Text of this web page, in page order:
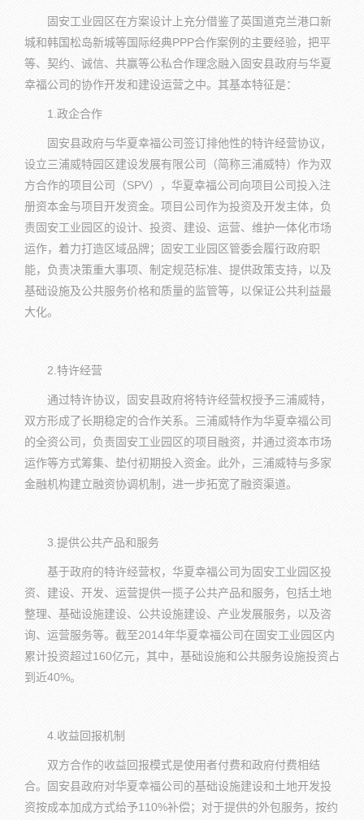
固安工业园区在方案设计上充分借鉴了英国道克兰港口新
城和韩国松岛新城等国际经典PPP合作案例的主要经验，把平
等、契约、诚信、共赢等公私合作理念融入固安县政府与华夏
幸福公司的协作开发和建设运营之中。其基本特征是：
1.政企合作
固安县政府与华夏幸福公司签订排他性的特许经营协议，
设立三浦威特园区建设发展有限公司（简称三浦威特）作为双
方合作的项目公司（SPV），华夏幸福公司向项目公司投入注
册资本金与项目开发资金。项目公司作为投资及开发主体，负
责固安工业园区的设计、投资、建设、运营、维护一体化市场
运作，着力打造区域品牌；固安工业园区管委会履行政府职
能，负责决策重大事项、制定规范标准、提供政策支持，以及
基础设施及公共服务价格和质量的监管等，以保证公共利益最
大化。
2.特许经营
通过特许协议，固安县政府将特许经营权授予三浦威特，
双方形成了长期稳定的合作关系。三浦威特作为华夏幸福公司
的全资公司，负责固安工业园区的项目融资，并通过资本市场
运作等方式筹集、垫付初期投入资金。此外，三浦威特与多家
金融机构建立融资协调机制，进一步拓宽了融资渠道。
3.提供公共产品和服务
基于政府的特许经营权，华夏幸福公司为固安工业园区投
资、建设、开发、运营提供一揽子公共产品和服务，包括土地
整理、基础设施建设、公共设施建设、产业发展服务，以及咨
询、运营服务等。截至2014年华夏幸福公司在固安工业园区内
累计投资超过160亿元，其中，基础设施和公共服务设施投资占
到近40%。
4.收益回报机制
双方合作的收益回报模式是使用者付费和政府付费相结
合。固安县政府对华夏幸福公司的基础设施建设和土地开发投
资按成本加成方式给予110%补偿；对于提供的外包服务，按约